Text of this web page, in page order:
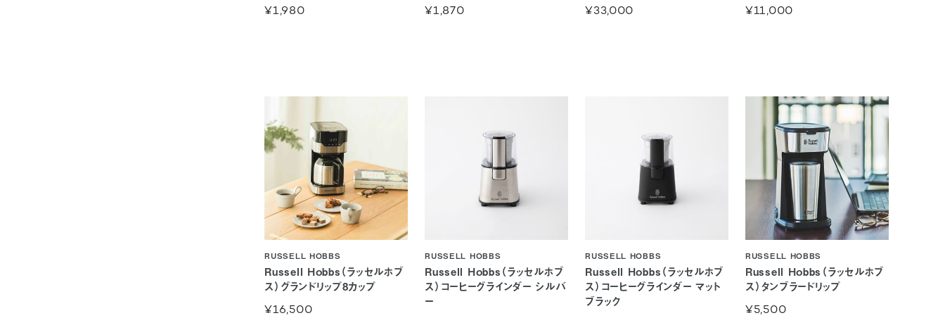
¥1,980 ¥1,870 ¥33,000 ¥11,000
Russell Hobbs（ラッセルホブ
ス）グランドリップ8カップ
RUSSELL HOBBS
¥16,500
Russell Hobbs（ラッセルホブ
ス）コーヒーグラインダー シルバ
ー
RUSSELL HOBBS
Russell Hobbs（ラッセルホブ
ス）コーヒーグラインダー マット
ブラック
RUSSELL HOBBS
Russell Hobbs（ラッセルホブ
ス）タンブラードリップ
RUSSELL HOBBS
¥5,500